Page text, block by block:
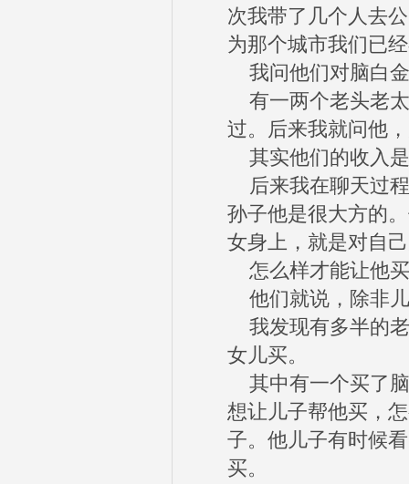
次我带了几个人去
为那个城市我们已
我问他们对脑白
有一两个老头老
过。后来我就问他
其实他们的收入
后来我在聊天过
孙子他是很大方的
女身上，就是对自
怎么样才能让他
他们就说，除非
我发现有多半的
女儿买。
其中有一个买了
想让儿子帮他买，
子。他儿子有时候
买。